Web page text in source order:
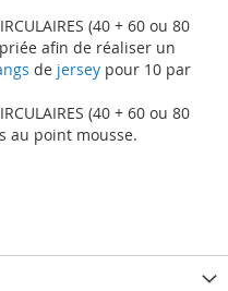
(40 + 60 ou 80
afin de réaliser un
de jersey pour 10 par
(40 + 60 ou 80
au point mousse.